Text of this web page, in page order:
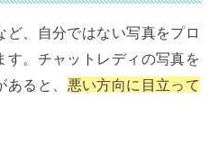
ど、自分ではない写真をプロ
す。チャットレディの写真を
ると、 悪い方向に目立って